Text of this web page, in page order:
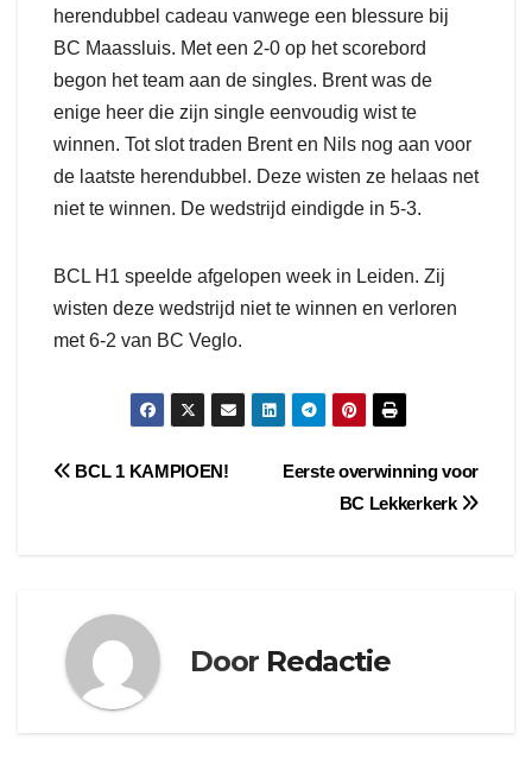
herendubbel cadeau vanwege een blessure bij
BC Maassluis. Met een 2-0 op het scorebord
begon het team aan de singles. Brent was de
enige heer die zijn single eenvoudig wist te
winnen. Tot slot traden Brent en Nils nog aan voor
de laatste herendubbel. Deze wisten ze helaas net
niet te winnen. De wedstrijd eindigde in 5-3.
BCL H1 speelde afgelopen week in Leiden. Zij
wisten deze wedstrijd niet te winnen en verloren
met 6-2 van BC Veglo.
Bericht
Eerste overwinning voor
BC Lekkerkerk
BCL 1 KAMPIOEN!
Door Redactie